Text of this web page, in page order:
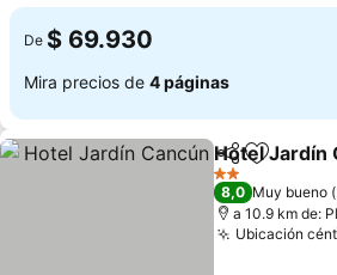
De $ 69.930
Mira precios de 4 páginas
Compartir
Agregar
Hotel Jardín
2 Estrellas
8,0 Muy bueno
a 10.9 km de:
Ubicación